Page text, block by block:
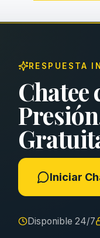
RESPUESTA
Chatee
Iniciar
Disponible 24/7